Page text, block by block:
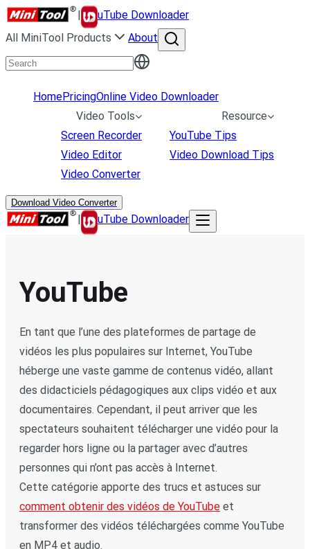
|
uTube Downloader
All MiniTool Products
About
HomePricingOnline Video Downloader
Video Tools
Screen Recorder
Video Editor
Video Converter
Resource
YouTube Tips
Video Download Tips
Download Video Converter
| uTube Downloader
YouTube
En tant que l’une des plateformes de partage de
vidéos les plus populaires sur Internet, YouTube
héberge une vaste gamme de contenus vidéo, allant
des didacticiels pédagogiques aux clips vidéo et aux
documentaires. Cependant, il peut arriver que les
spectateurs souhaitent télécharger une vidéo pour la
regarder hors ligne ou la partager avec d’autres
personnes qui n’ont pas accès à Internet.
Cette catégorie apporte des trucs et astuces sur
comment obtenir des vidéos de YouTube et
transformer des vidéos téléchargées comme YouTube
en MP4 et audio.